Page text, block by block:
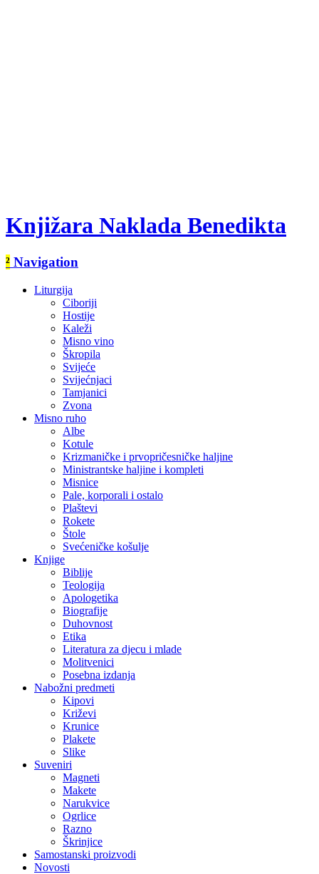
Knjižara Naklada Benedikta
² Navigation
Liturgija
Ciboriji
Hostije
Kaleži
Misno vino
Škropila
Svijeće
Svijećnjaci
Tamjanici
Zvona
Misno ruho
Albe
Kotule
Krizmaničke i prvopričesničke haljine
Ministrantske haljine i kompleti
Misnice
Pale, korporali i ostalo
Plaštevi
Rokete
Štole
Svećeničke košulje
Knjige
Biblije
Teologija
Apologetika
Biografije
Duhovnost
Etika
Literatura za djecu i mlade
Molitvenici
Posebna izdanja
Nabožni predmeti
Kipovi
Križevi
Krunice
Plakete
Slike
Suveniri
Magneti
Makete
Narukvice
Ogrlice
Razno
Škrinjice
Samostanski proizvodi
Novosti